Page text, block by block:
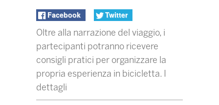
Facebook Twitter
Oltre alla narrazione del viaggio, i
partecipanti potranno ricevere
consigli pratici per organizzare la
propria esperienza in bicicletta. I
dettagli